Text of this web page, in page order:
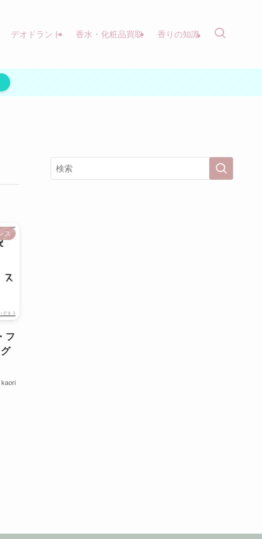
デオドラント 香水・化粧品買取 香りの知識
ス
フ
kaori